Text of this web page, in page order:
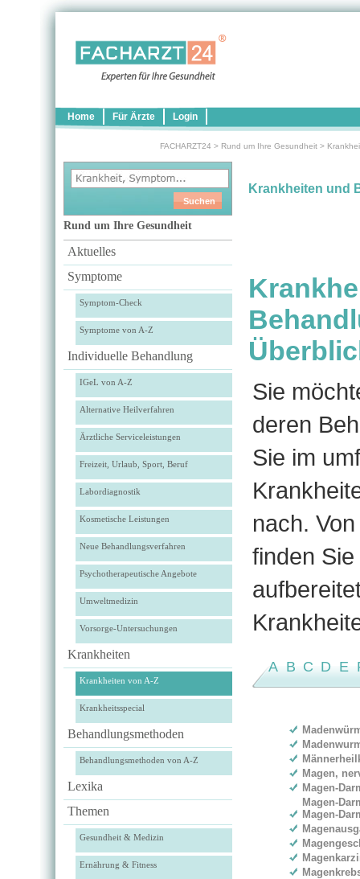
Home Für Ärzte Login
FACHARZT24 > Rund um Ihre Gesundheit >
Rund um Ihre Gesundheit
Aktuelles
Symptome
Symptom-Check
Symptome von A-Z
Individuelle Behandlung
IGeL von A-Z
Alternative Heilverfahren
Ärztliche Serviceleistungen
Freizeit, Urlaub, Sport, Beruf
Labordiagnostik
Kosmetische Leistungen
Neue Behandlungsverfahren
Psychotherapeutische Angebote
Umweltmedizin
Vorsorge-Untersuchungen
Krankheiten
Krankheiten von A-Z
Krankheitsspecial
Behandlungsmethoden
Behandlungsmethoden von A-Z
Lexika
Themen
Gesundheit & Medizin
Ernährung & Fitness
Krankheiten und
Sie
deren
Sie im
nach.
finden
A B C D E
Magen,
Magen-
Magen-
Magen-